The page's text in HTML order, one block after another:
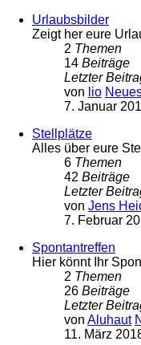
Urlaubsbilder
Zeigt her eure
2 Themen
14 Beiträge
Letzter
von lio
7. Januar
Stellplätze
Alles über eure
6 Themen
42 Beiträge
Letzter
von Jens
7. Februar
Spontantreffen
Hier könnt Ihr
2 Themen
26 Beiträge
Letzter
von Aluhaut
11. März